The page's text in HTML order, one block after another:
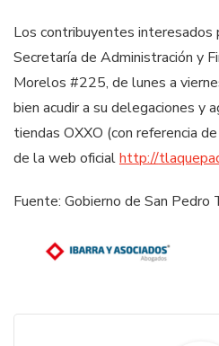
Los contribuyentes interesados
Secretaría de Administración y
Morelos #225, de lunes a
bien acudir a su delegaciones y
tiendas OXXO (con referencia
de la web oficialhttp://
Fuente: Gobierno de San Pedro